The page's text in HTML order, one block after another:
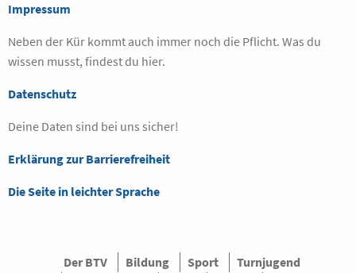
Impressum
Neben der Kür kommt auch immer noch die Pflicht. Was du
wissen musst, findest du hier.
Datenschutz
Deine Daten sind bei uns sicher!
Erklärung zur Barrierefreiheit
Die Seite in leichter Sprache
Der BTV Bildung Sport
Turnjugend